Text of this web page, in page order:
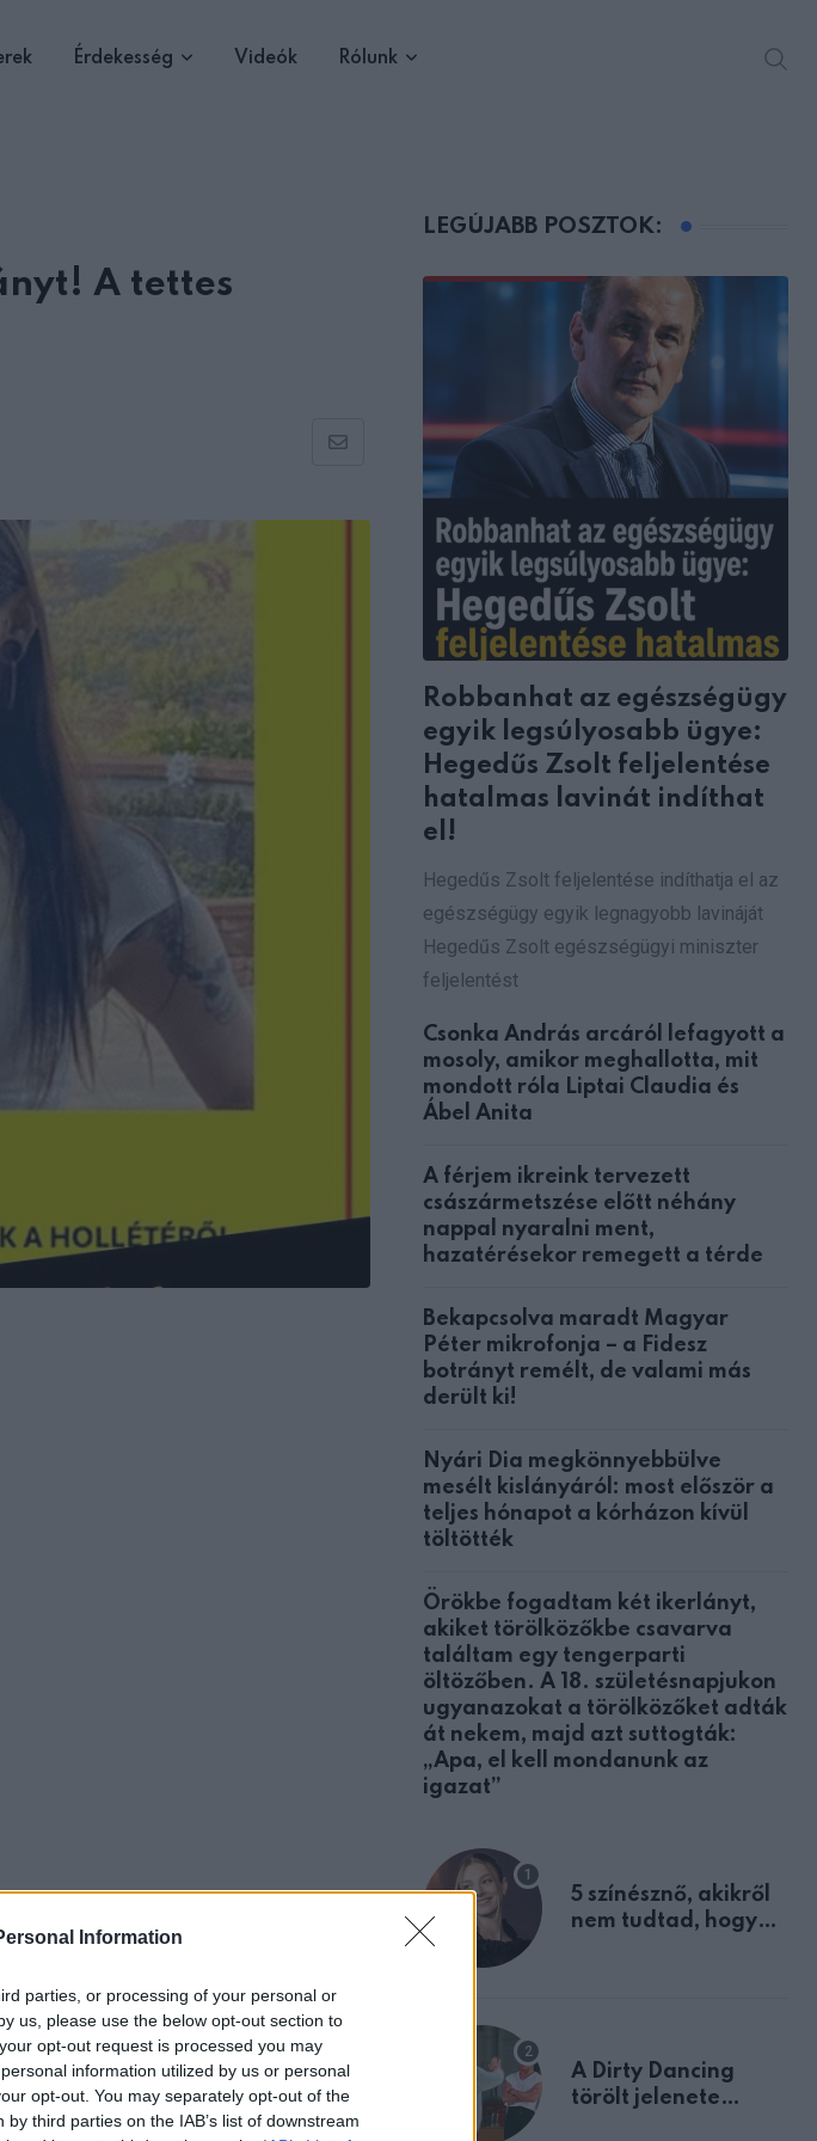
Information
parties, or processing of your personal or
us, please use the below opt-out section to
opt-out request is processed you may
information utilized by us or personal
opt-out. You may separately opt-out of the
third parties on the IAB’s list of downstream
Érdekesség Videók Rólunk
A tettes
Share
Email
LEGÚJABB POSZTOK:
Robbanhat az egészségügy
egyik legsúlyosabb ügye:
Hegedűs Zsolt feljelentése
hatalmas lavinát indíthat
el!
Hegedűs Zsolt feljelentése indíthatja el az
egészségügy egyik legnagyobb lavináját
Hegedűs Zsolt egészségügyi miniszter
feljelentést
Csonka András arcáról lefagyott a
mosoly, amikor meghallotta, mit
mondott róla Liptai Claudia és
Ábel Anita
A férjem ikreink tervezett
császármetszése előtt néhány
nappal nyaralni ment,
hazatérésekor remegett a térde
Bekapcsolva maradt Magyar
Péter mikrofonja – a Fidesz
botrányt remélt, de valami más
derült ki!
Nyári Dia megkönnyebbülve
mesélt kislányáról: most először a
teljes hónapot a kórházon kívül
töltötték
Örökbe fogadtam két ikerlányt,
akiket törölközőkbe csavarva
találtam egy tengerparti
öltözőben. A 18. születésnapjukon
ugyanazokat a törölközőket adták
át nekem, majd azt suttogták:
„Apa, el kell mondanunk az
igazat”
5 színésznő, akikről
nem tudtad, hogy
A Dirty Dancing
törölt jelenete